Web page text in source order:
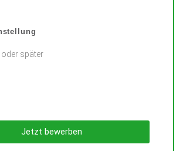
später
Jetzt bewerben